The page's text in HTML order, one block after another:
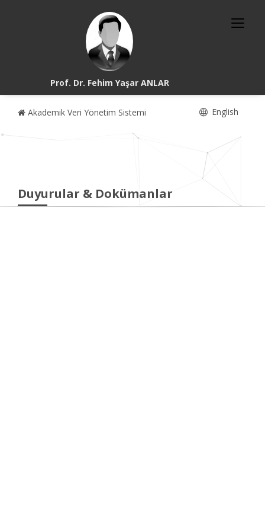
Prof. Dr. Fehim Yaşar ANLAR
Akademik Veri Yönetim Sistemi English
Duyurular & Dokümanlar